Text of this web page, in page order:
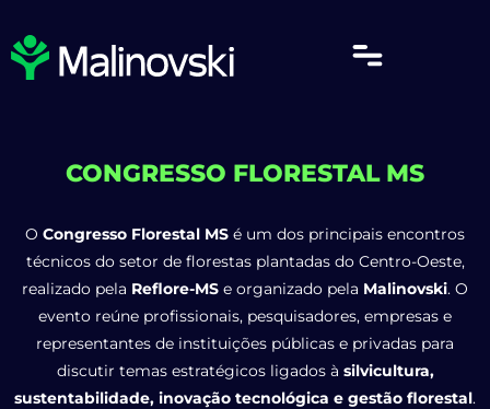
CONGRESSO FLORESTAL MS
O Congresso Florestal MS é um dos principais encontros
técnicos do setor de florestas plantadas do Centro-Oeste,
realizado pela Reflore-MS e organizado pela Malinovski. O
evento reúne profissionais, pesquisadores, empresas e
representantes de instituições públicas e privadas para
discutir temas estratégicos ligados à silvicultura,
sustentabilidade, inovação tecnológica e gestão florestal.